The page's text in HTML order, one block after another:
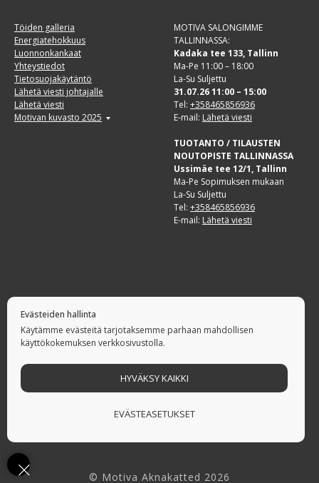
Töiden galleria
Energiatehokkuus
Luonnonkankaat
Yhteystiedot
Tietosuojakäytäntö
Lähetä viesti johtajalle
Lähetä viesti
Motivan kuvasto 2025
MOTIVA SALONGIMME
TALLINNASSA:
Kadaka tee 133, Tallinn
Ma-Pe 11:00 – 18:00
La-Su Suljettu
31.07.26 11:00 – 15:00
Tel: +358465856936
E-mail: Lähetä viesti
TUOTANTO / TILAUSTEN
NOUTOPISTE TALLINNASSA
Ussimäe tee 12/1, Tallinn
Ma-Pe Sopimuksen mukaan
La-Su Suljettu
Tel: +358465856936
E-mail: Lähetä viesti
Olemme kaunistaneet ikkunoita verhoilla
ja kaihtimilla vuodesta 2003
© Motiva Aknakatted 2026
Evästeiden hallinta
Käytämme evästeitä tarjotaksemme parhaan mahdollisen
käyttökokemuksen verkkosivustolla.
HYVÄKSY KAIKKI
EVÄSTEASETUKSET